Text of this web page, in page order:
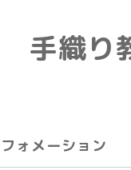
手織り
ォメーション